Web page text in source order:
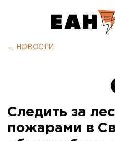
← НОВОСТИ
Следить за
пожарами в